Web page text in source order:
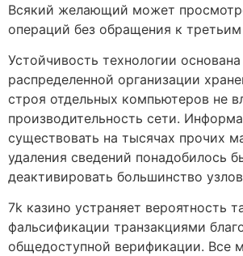
Всякий желающий может
операций без обращения к
Устойчивость технологии основана
распределенной организации
строя отдельных компьютеров не
производительность сети.
существовать на тысячах прочих
удаления сведений понадобилось
деактивировать большинство
7k казино устраняет вероятность
фальсификации транзакциями
общедоступной верификации. Все